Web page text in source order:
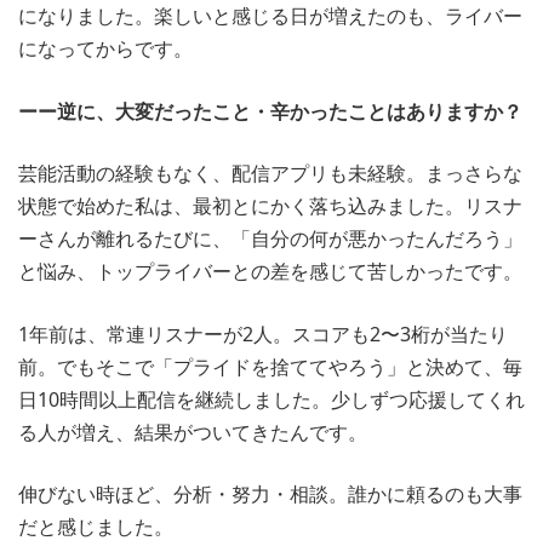
になりました。楽しいと感じる日が増えたのも、ライバー
になってからです。
ーー逆に、大変だったこと・辛かったことはありますか？
芸能活動の経験もなく、配信アプリも未経験。まっさらな
状態で始めた私は、最初とにかく落ち込みました。リスナ
ーさんが離れるたびに、「自分の何が悪かったんだろう」
と悩み、トップライバーとの差を感じて苦しかったです。
1年前は、常連リスナーが2人。スコアも2〜3桁が当たり
前。でもそこで「プライドを捨ててやろう」と決めて、毎
日10時間以上配信を継続しました。少しずつ応援してくれ
る人が増え、結果がついてきたんです。
伸びない時ほど、分析・努力・相談。誰かに頼るのも大事
だと感じました。